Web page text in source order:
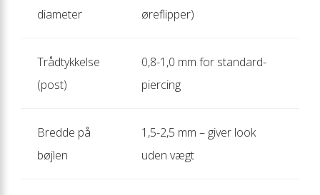
diameter
øreflipper)
Trådtykkelse
(post)
0,8-1,0 mm for standard­
piercing
Bredde på
bøjlen
1,5-2,5 mm – giver look
uden vægt